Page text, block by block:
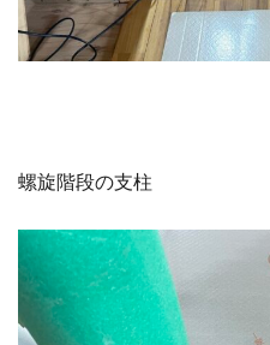
螺旋階段の支柱